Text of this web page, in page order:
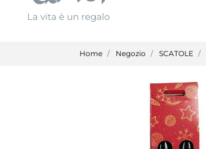
La vita è un regalo
Home Negozio SCATOLE